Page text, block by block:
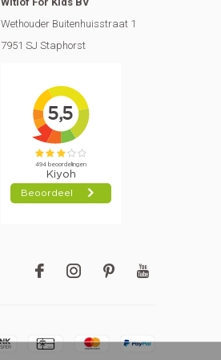
Wethouder Buitenhuisstraat 1
7951 SJ Staphorst